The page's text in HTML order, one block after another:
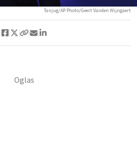
Tanjug/AP Photo/Geert Vanden Wijngaert